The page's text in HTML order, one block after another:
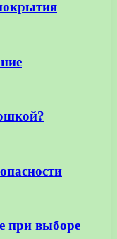
при выборе